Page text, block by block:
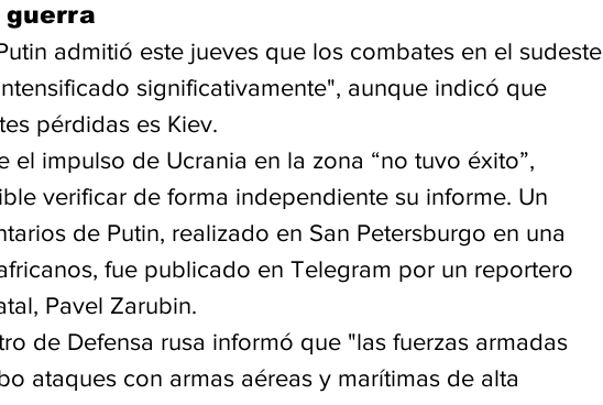
guerra
admitió este jueves que los combates en el sudeste
significativamente", aunque indicó que
pérdidas es Kiev.
el impulso de Ucrania en la zona “no tuvo éxito”,
verificar de forma independiente su informe. Un
de Putin, realizado en San Petersburgo en una
fue publicado en Telegram por un reportero
Pavel Zarubin.
de Defensa rusa informó que "las fuerzas armadas
ataques con armas aéreas y marítimas de alta